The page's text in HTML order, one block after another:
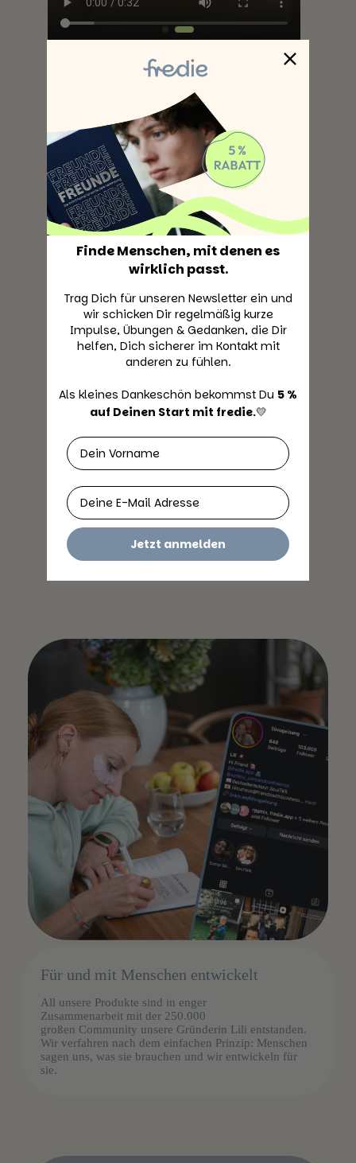
Gedruckt & produziert
in Berlin
Nachhaltige und
Community involvierte
Für und mit Menschen entwickelt
All unsere Produkte sind in enger
Zusammenarbeit mit der 250.000
großen Community unsere Gründerin Lili entstanden.
Wir verfahren nach dem einfachen Prinzip: Menschen
sagen uns, was sie brauchen und wir entwickeln für
sie.
Finde Menschen, mit denen es
wirklich passt.
Trag Dich für unseren Newsletter ein und
wir schicken Dir regelmäßig kurze
Impulse, Übungen & Gedanken, die Dir
helfen, Dich sicherer im Kontakt mit
anderen zu fühlen.
Als kleines Dankeschön bekommst Du ​ 5 %
auf Deinen Start mit fredie.​💛
Vorname
Email
Jetzt anmelden